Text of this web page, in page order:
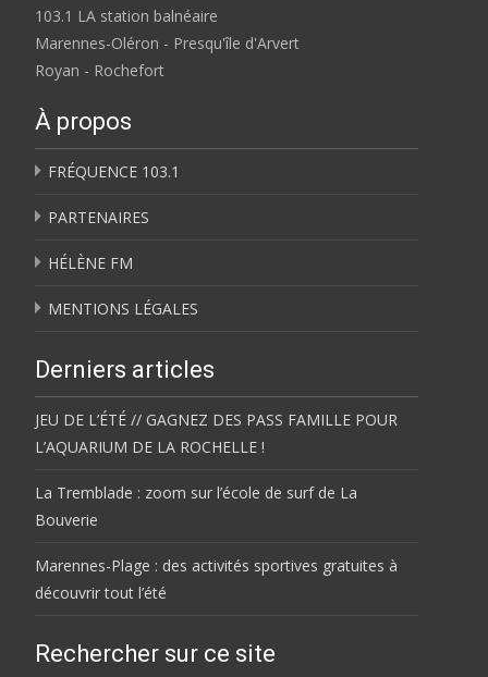
103.1 LA station balnéaire
Marennes-Oléron - Presqu'île d'Arvert
Royan - Rochefort
À propos
FRÉQUENCE 103.1
PARTENAIRES
HÉLÈNE FM
MENTIONS LÉGALES
Derniers articles
JEU DE L’ÉTÉ // GAGNEZ DES PASS FAMILLE POUR
L’AQUARIUM DE LA ROCHELLE !
La Tremblade : zoom sur l’école de surf de La
Bouverie
Marennes-Plage : des activités sportives gratuites à
découvrir tout l’été
Rechercher sur ce site